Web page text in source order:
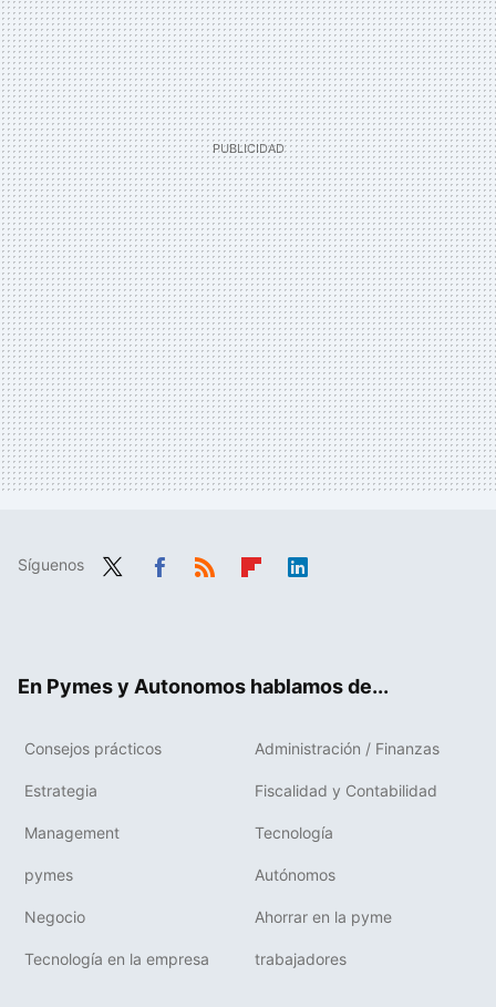
Síguenos
En Pymes y Autonomos hablamos de...
Consejos prácticos Administración / Finanzas
Estrategia Fiscalidad y Contabilidad
Management Tecnología
pymes Autónomos
Negocio Ahorrar en la pyme
Tecnología en la empresa trabajadores